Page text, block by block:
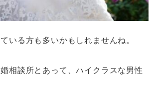
いる方も多いかもしれませんね。
相談所とあって、ハイクラスな男性